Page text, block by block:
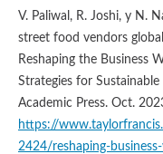
V. Paliwal, R. Joshi, y N.
street food vendors
Reshaping the Business
Strategies for Sustainable
Academic Press. Oct.
https://
2424/reshaping-